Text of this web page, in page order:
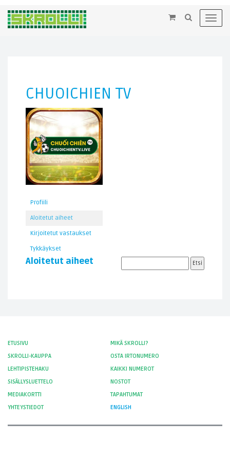
×
CHUOICHIEN TV
Profiili
Aloitetut aiheet
Kirjoitetut vastaukset
Tykkäykset
Aloitetut aiheet
ETUSIVU
MIKÄ SKROLLI?
SKROLLI-KAUPPA
OSTA IRTONUMERO
LEHTIPISTEHAKU
KAIKKI NUMEROT
SISÄLLYSLUETTELO
NOSTOT
MEDIAKORTTI
TAPAHTUMAT
YHTEYSTIEDOT
ENGLISH